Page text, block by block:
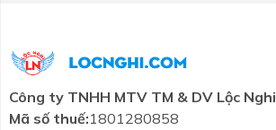
tiết
kiệm
Thương hiệu Liên hệ
Công ty TNHH MTV TM & DV Lộc Nghi
Mã số thuế:1801280858